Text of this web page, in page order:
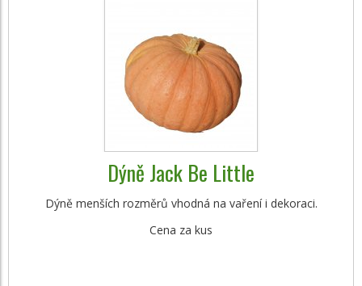
Dýně Jack Be Little
Dýně menších rozměrů vhodná na vaření i dekoraci.
Cena za kus